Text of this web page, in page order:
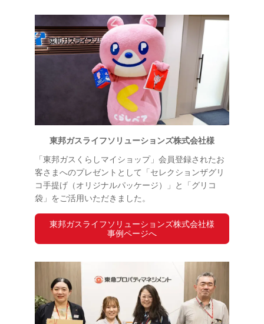
東邦ガスライフソリューションズ株式会社様
「東邦ガスくらしマイショップ」会員登録されたお
客さまへのプレゼントとして「セレクションザグリ
コ手提げ（オリジナルパッケージ）」と「グリコ
袋」をご活用いただきました。
東邦ガスライフソリューションズ株式会社様
事例ページへ